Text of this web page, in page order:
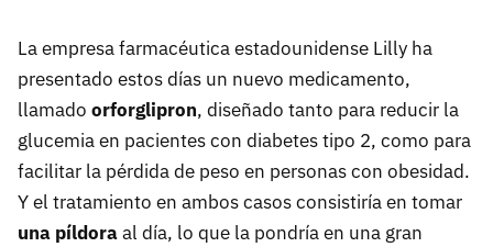
La empresa farmacéutica estadounidense Lilly ha
presentado estos días un nuevo medicamento,
llamado orforglipron, diseñado tanto para reducir la
glucemia en pacientes con diabetes tipo 2, como para
facilitar la pérdida de peso en personas con obesidad.
Y el tratamiento en ambos casos consistiría en tomar
una píldoraal día, lo que la pondría en una gran